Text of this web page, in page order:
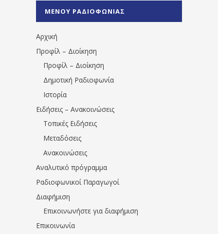
1531194763766854/" artist="" ]
ΜΕΝΟΥ ΡΑΔΙΟΦΩΝΙΑΣ
Αρχική
Προφίλ – Διοίκηση
Προφίλ – Διοίκηση
Δημοτική Ραδιοφωνία
Ιστορία
Ειδήσεις – Ανακοινώσεις
Τοπικές Ειδήσεις
Μεταδόσεις
Ανακοινώσεις
Αναλυτικό πρόγραμμα
Ραδιοφωνικοί Παραγωγοί
Διαφήμιση
Επικοινωνήστε για διαφήμιση
Επικοινωνία